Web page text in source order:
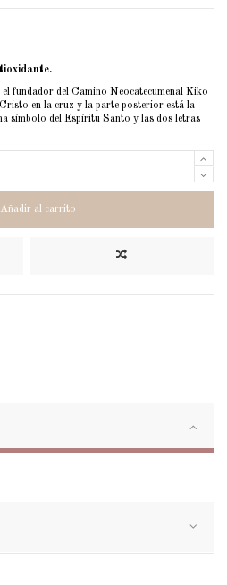
fundador del Camino Neocatecumenal Kiko
en la cruz y la parte posterior está la
símbolo del Espíritu Santo y las dos letras
Añadir al carrito